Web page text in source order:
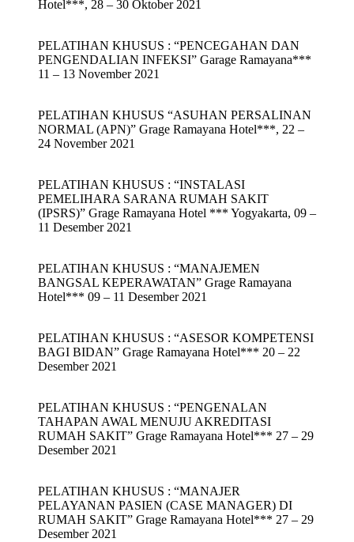
Hotel***, 28 – 30 Oktober 2021
PELATIHAN KHUSUS : “PENCEGAHAN DAN
PENGENDALIAN INFEKSI” Garage Ramayana***
11 – 13 November 2021
PELATIHAN KHUSUS “ASUHAN PERSALINAN
NORMAL (APN)” Grage Ramayana Hotel***, 22 –
24 November 2021
PELATIHAN KHUSUS : “INSTALASI
PEMELIHARA SARANA RUMAH SAKIT
(IPSRS)” Grage Ramayana Hotel *** Yogyakarta, 09 –
11 Desember 2021
PELATIHAN KHUSUS : “MANAJEMEN
BANGSAL KEPERAWATAN” Grage Ramayana
Hotel*** 09 – 11 Desember 2021
PELATIHAN KHUSUS : “ASESOR KOMPETENSI
BAGI BIDAN” Grage Ramayana Hotel*** 20 – 22
Desember 2021
PELATIHAN KHUSUS : “PENGENALAN
TAHAPAN AWAL MENUJU AKREDITASI
RUMAH SAKIT” Grage Ramayana Hotel*** 27 – 29
Desember 2021
PELATIHAN KHUSUS : “MANAJER
PELAYANAN PASIEN (CASE MANAGER) DI
RUMAH SAKIT” Grage Ramayana Hotel*** 27 – 29
Desember 2021